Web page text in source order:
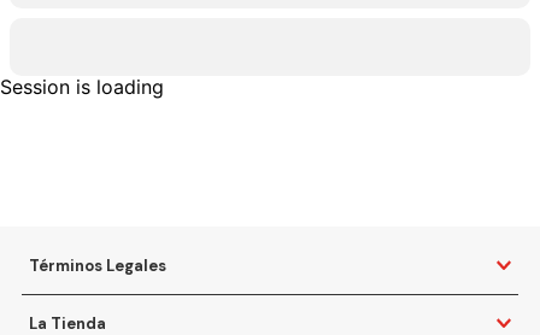
Session is loading
Términos Legales
La Tienda